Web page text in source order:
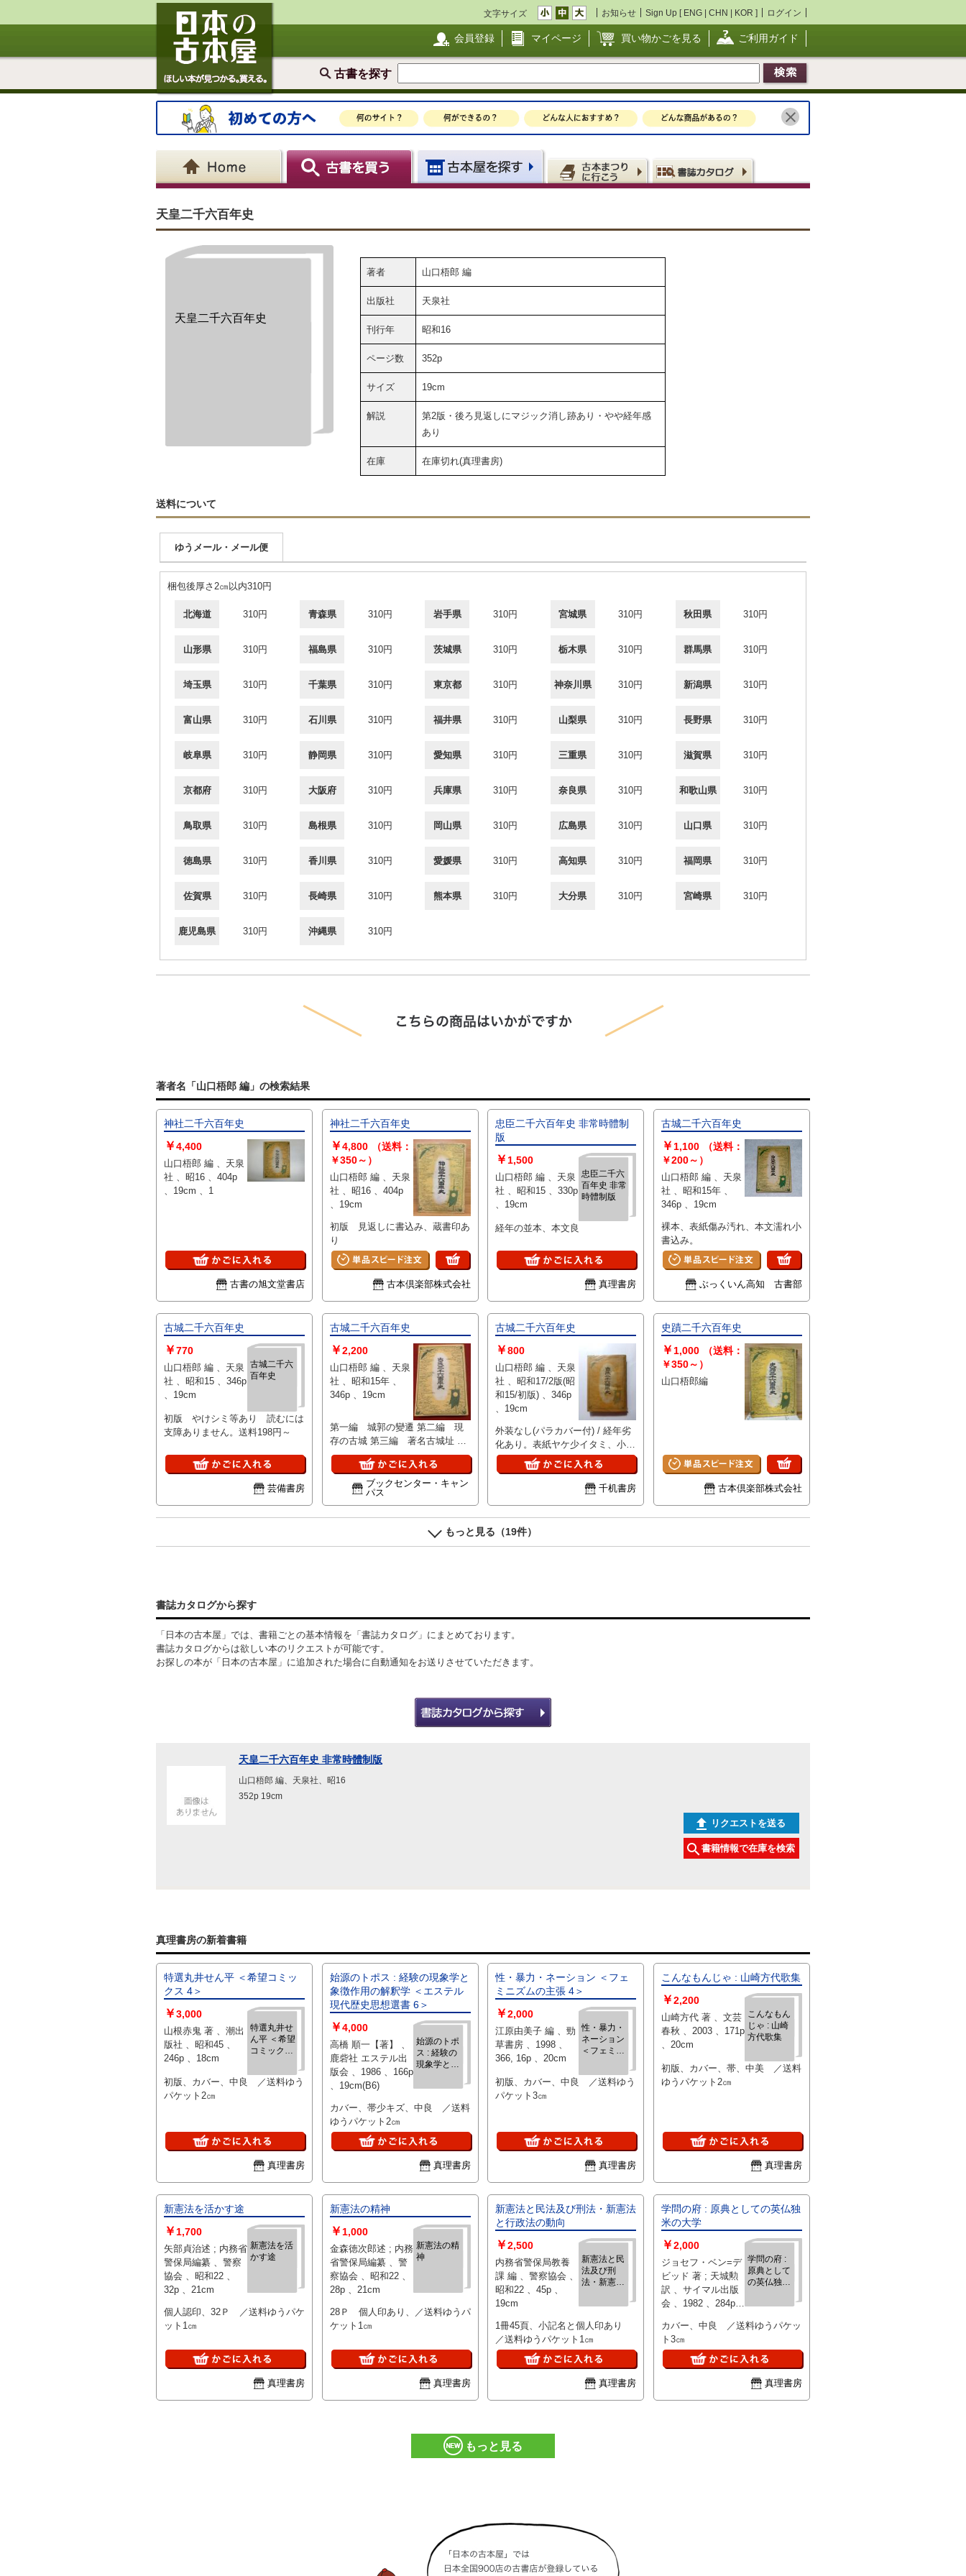
文字サイズ お知らせ Sign Up [ ENG | CHN | KOR ] ログイン
会員登録 マイページ 買い物かごを見る ご利用ガイド
古書を探す
天皇二千六百年史
天皇二千六百年史
著者 山口梧郎 編
出版社 天泉社
刊行年 昭和16
ページ数 352p
サイズ 19cm
解説
第2版・後ろ見返しにマジック消し跡あり・やや経年感
あり
在庫 在庫切れ(真理書房)
送料について
ゆうメール・メール便
梱包後厚さ2㎝以内310円
北海道 310円 青森県 310円 岩手県 310円 宮城県 310円 秋田県 310円
山形県 310円 福島県 310円 茨城県 310円 栃木県 310円 群馬県 310円
埼玉県 310円 千葉県 310円 東京都 310円 神奈川県 310円 新潟県 310円
富山県 310円 石川県 310円 福井県 310円 山梨県 310円 長野県 310円
岐阜県 310円 静岡県 310円 愛知県 310円 三重県 310円 滋賀県 310円
京都府 310円 大阪府 310円 兵庫県 310円 奈良県 310円 和歌山県 310円
鳥取県 310円 島根県 310円 岡山県 310円 広島県 310円 山口県 310円
徳島県 310円 香川県 310円 愛媛県 310円 高知県 310円 福岡県 310円
佐賀県 310円 長崎県 310円 熊本県 310円 大分県 310円 宮崎県 310円
鹿児島県 310円 沖縄県 310円
著者名「山口梧郎 編」の検索結果
神社二千六百年史
￥4,400
山口梧郎 編 、天泉
社 、昭16 、404p
、19cm 、1
古書の旭文堂書店
神社二千六百年史
￥4,800
（送料：
￥350～）
山口梧郎 編 、天泉
社 、昭16 、404p
、19cm
初版 見返しに書込み、蔵書印あ
り
古本倶楽部株式会社
忠臣二千六百年史 非常時體制
版
忠臣二千六
百年史 非常
時體制版
￥ 1,500
山口梧郎 編 、天泉
社 、昭和15 、330p
、19cm
経年の並本、本文良
真理書房
古城二千六百年史
￥ 1,100
（送料：
￥200～）
山口梧郎 編 、天泉
社 、昭和15年 、
346p 、19cm
裸本、表紙傷み汚れ、本文濡れ小
書込み。
ぶっくいん高知 古書部
古城二千六百年史
古城二千六
百年史
￥770
山口梧郎 編 、天泉
社 、昭和15 、346p
、19cm
初版 やけシミ等あり 読むには
支障ありません。送料198円～
芸備書房
古城二千六百年史
￥2,200
山口梧郎 編 、天泉
社 、昭和15年 、
346p 、19cm
第一編 城郭の變遷 第二編 現
存の古城 第三編 著名古城址 経
年ヤケシミ、本文概ね良好
ブックセンター・キャン
パス
古城二千六百年史
￥800
山口梧郎 編 、天泉
社 、昭和17/2版(昭
和15/初版) 、346p
、19cm
外装なし(パラカバー付) / 経年劣
化あり。表紙ヤケ少イタミ、小
口・天・地ヤケシミ、本体少ノド
ワレあり。 ■海外発送には対応し
千机書房
史蹟二千六百年史
￥ 1,000
（送料：
￥350～）
山口梧郎編
古本倶楽部株式会社
もっと見る（19件）
書誌カタログから探す
「日本の古本屋」では、書籍ごとの基本情報を「書誌カタログ」にまとめております。
書誌カタログからは欲しい本のリクエストが可能です。
お探しの本が「日本の古本屋」に追加された場合に自動通知をお送りさせていただきます。
天皇二千六百年史 非常時體制版
山口梧郎 編、天泉社、昭16
352p 19cm
リクエストを送る
書籍情報で在庫を検索
真理書房の新着書籍
特選丸井せん平 ＜希望コミッ
クス 4＞
特選丸井せ
ん平 ＜希望
コミックス
￥3,000
山根赤鬼 著 、潮出
版社 、昭和45 、
246p 、18cm
初版、カバー、中良 ／送料ゆう
パケット2㎝
真理書房
始源のトポス : 経験の現象学と
象徴作用の解釈学 ＜エステル
現代歴史思想選書 6＞
始源のトポ
ス : 経験の
現象学と象
釈学 ＜エス
史思想選書
￥4,000
高橋 順一【著】 、
鹿砦社 エステル出
版会 、1986 、166p
、19cm(B6)
カバー、帯少キズ、中良 ／送料
ゆうパケット2㎝
真理書房
性・暴力・ネーション ＜フェ
ミニズムの主張 4＞
性・暴力・
ネーション
＜フェミニ
4＞
￥2,000
江原由美子 編 、勁
草書房 、1998 、
366, 16p 、20cm
初版、カバー、中良 ／送料ゆう
パケット3㎝
真理書房
こんなもんじゃ : 山崎方代歌集
こんなもん
じゃ : 山崎
方代歌集
￥2,200
山崎方代 著 、文芸
春秋 、2003 、171p
、20cm
初版、カバー、帯、中美 ／送料
ゆうパケット2㎝
真理書房
新憲法を活かす途
新憲法を活
かす途
￥ 1,700
矢部貞治述 ; 内務省
警保局編纂 、警察
協会 、昭和22 、
32p 、21cm
個人認印、32Ｐ ／送料ゆうパケ
ット1㎝
真理書房
新憲法の精神
新憲法の精
神
￥ 1,000
金森徳次郎述 ; 内務
省警保局編纂 、警
察協会 、昭和22 、
28p 、21cm
28Ｐ 個人印あり、／送料ゆうパ
ケット1㎝
真理書房
新憲法と民法及び刑法・新憲法
と行政法の動向
新憲法と民
法及び刑
法・新憲法
動向
￥2,500
内務省警保局教養
課 編 、警察協会 、
昭和22 、45p 、
19cm
1冊45頁、小記名と個人印あり
／送料ゆうパケット1㎝
真理書房
学問の府 : 原典としての英仏独
米の大学
学問の府 :
原典として
の英仏独米
￥2,000
ジョセフ・ベン=デ
ビッド 著 ; 天城勲
訳 、サイマル出版
会 、1982 、284p
カバー、中良 ／送料ゆうパケッ
ト3㎝
真理書房
もっと見る